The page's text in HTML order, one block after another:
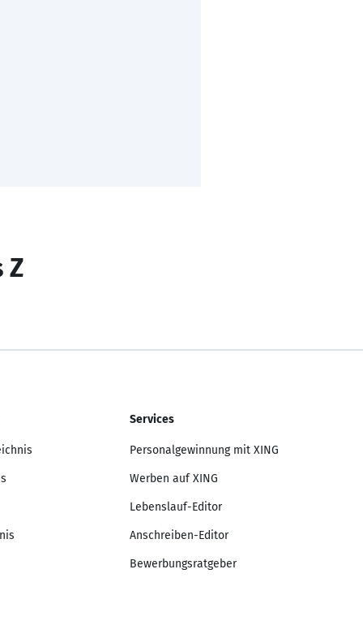
Z
Services
Personalgewinnung mit XING
Werben auf XING
Lebenslauf-Editor
Anschreiben-Editor
Bewerbungsratgeber